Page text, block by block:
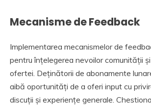
Mecanisme de Feedback
Implementarea mecanismelor de
pentru înțelegerea nevoilor comunității
ofertei. Deținătorii de abonamente
aibă oportunități de a oferi input cu
discuții și experiențe generale.